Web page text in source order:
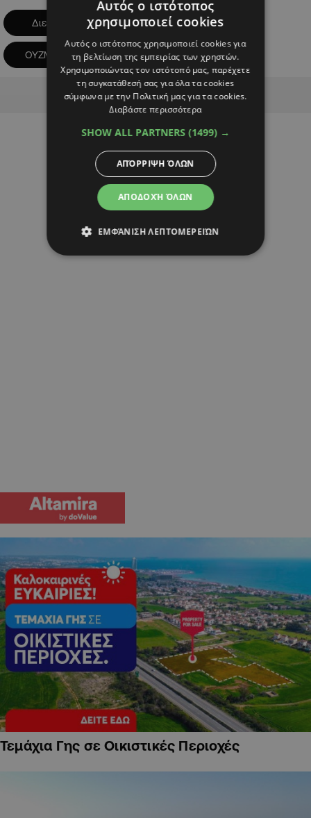
Διεθνή ΙΣΛΑΜΙΚΟ ΚΡΑΤΟΣ
ΟΥΖΜΠΕΚΙΣΤΑΝ τρομοκρατία
Advertisement
Τεμάχια Γης σε Οικιστικές Περιοχές
Αυτός ο ιστότοπος
χρησιμοποιεί cookies
Αυτός ο ιστότοπος χρησιμοποιεί cookies για
τη βελτίωση της εμπειρίας των χρηστών.
Χρησιμοποιώντας τον ιστότοπό μας, παρέχετε
τη συγκατάθεσή σας για όλα τα cookies
σύμφωνα με την Πολιτική μας για τα cookies.
Διαβάστε περισσότερα
SHOW ALL PARTNERS (1499) →
ΑΠΟΔΟΧΉ ΌΛΩΝ
ΑΠΌΡΡΙΨΗ ΌΛΩΝ
ΕΜΦΆΝΙΣΗ ΛΕΠΤΟΜΕΡΕΙΏΝ